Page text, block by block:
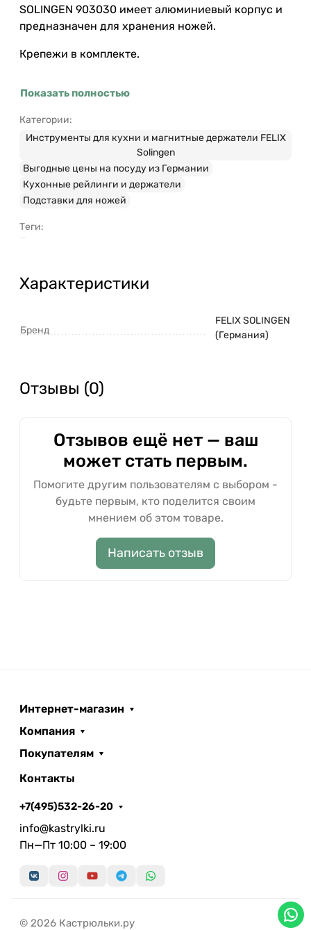
SOLINGEN 903030 имеет алюминиевый корпус и
предназначен для хранения ножей.
Крепежи в комплекте.
Показать полностью
Категории:
Инструменты для кухни и магнитные держатели FELIX
Solingen
Выгодные цены на посуду из Германии
Кухонные рейлинги и держатели
Подставки для ножей
Теги:
Характеристики
Бренд
FELIX SOLINGEN
(Германия)
Отзывы (0)
Отзывов ещё нет — ваш
может стать первым.
Помогите другим пользователям с выбором -
будьте первым, кто поделится своим
мнением об этом товаре.
Написать отзыв
Интернет-магазин
Компания
Покупателям
Контакты
+7(495)532-26-20
info@kastrylki.ru
Пн—Пт 10:00 – 19:00
© 2026 Кастрюльки.ру